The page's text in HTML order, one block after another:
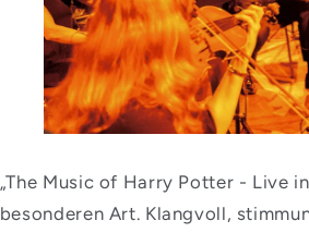
„The Music of Harry Potter - Live
besonderen Art. Klangvoll,